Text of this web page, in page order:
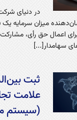
در دنیای
میزان سرمایه
اعمال حق رأی،
سهامدار[...]
ثبت
علامت
(سیستم